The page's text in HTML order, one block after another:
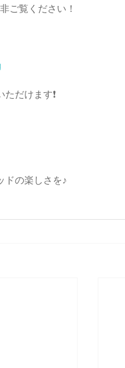
ご覧ください！
だけます❗️
ドの楽しさを♪